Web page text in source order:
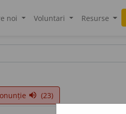
noi Voluntari Resurse
volume_up (23)